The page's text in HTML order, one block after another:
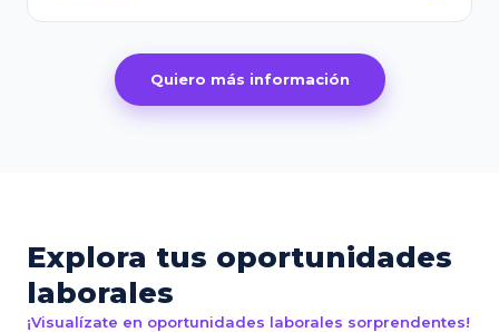
Quiero más información
Explora tus oportunidades
laborales
¡Visualízate en oportunidades laborales sorprendentes!